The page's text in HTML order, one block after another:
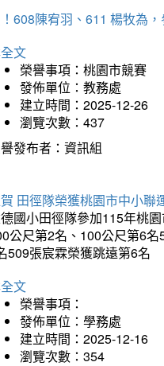
608陳宥羽、611 楊牧為
文
榮譽事項：桃園市競賽
發佈單位：教務處
建立時間：2025-12-26
瀏覽次數：437
發布者：資訊組
田徑隊榮獲桃園市中小聯
國小田徑隊參加115年桃
公尺第2名、100公尺第6
509張宸霖榮獲跳遠第6名
文
榮譽事項：
發佈單位：學務處
建立時間：2025-12-16
瀏覽次數：354